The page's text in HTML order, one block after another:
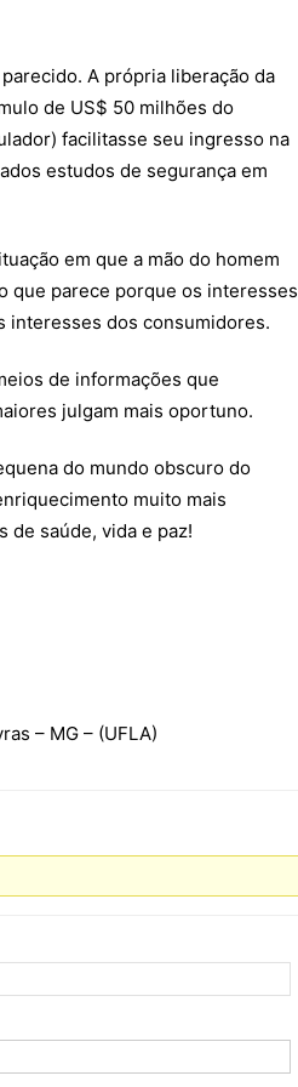
A própria liberação da
de US$ 50 milhões do
facilitasse seu ingresso na
estudos de segurança em
em que a mão do homem
que parece porque os interesses
interesses dos consumidores.
de informações que
julgam mais oportuno.
do mundo obscuro do
muito mais
de saúde, vida e paz!
– MG – (UFLA)